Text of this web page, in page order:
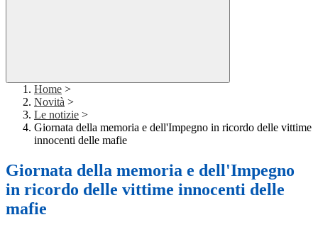
Home >
Novità >
Le notizie >
Giornata della memoria e dell'Impegno in ricordo delle vittime
innocenti delle mafie
Giornata della memoria e dell'Impegno
in ricordo delle vittime innocenti delle
mafie